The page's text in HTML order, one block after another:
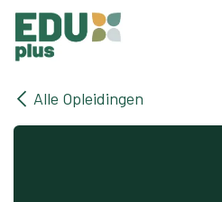
Overslaan naar inhoud
Alle Opleidingen